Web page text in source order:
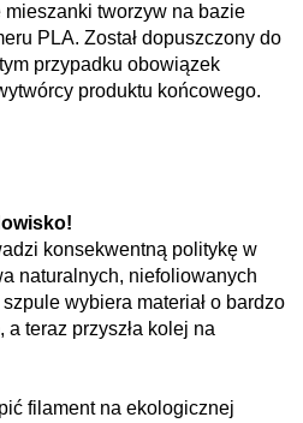
tworzyw na bazie
PLA. Został dopuszczony do
przypadku obowiązek
produktu końcowego.
konsekwentną politykę w
naturalnych, niefoliowanych
wybiera materiał o bardzo
teraz przyszła kolej na
filament na ekologicznej